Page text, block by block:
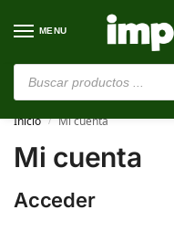
MENU
⚠️ Estamos en
Inicio / Mi cuenta
Mi cuenta
Acceder